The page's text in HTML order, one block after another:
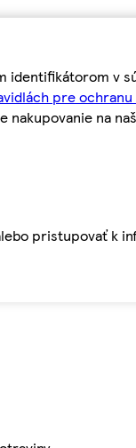
v
pre
nakupovanie na
pristupovať k